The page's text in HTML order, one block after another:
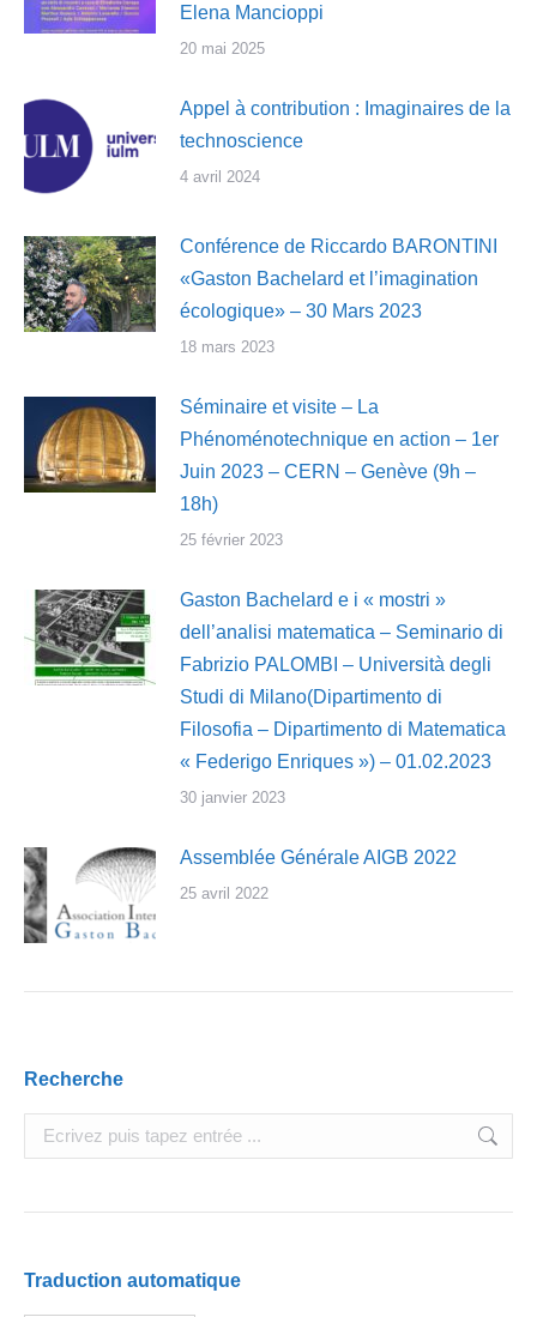
Elena Mancioppi
20 mai 2025
Appel à contribution : Imaginaires de la
technoscience
4 avril 2024
Conférence de Riccardo BARONTINI
«Gaston Bachelard et l’imagination
écologique» – 30 Mars 2023
18 mars 2023
Séminaire et visite – La
Phénoménotechnique en action – 1er
Juin 2023 – CERN – Genève (9h –
18h)
25 février 2023
Gaston Bachelard e i « mostri »
dell’analisi matematica – Seminario di
Fabrizio PALOMBI – Università degli
Studi di Milano(Dipartimento di
Filosofia – Dipartimento di Matematica
« Federigo Enriques ») – 01.02.2023
30 janvier 2023
Assemblée Générale AIGB 2022
25 avril 2022
Recherche
Search:
Traduction automatique